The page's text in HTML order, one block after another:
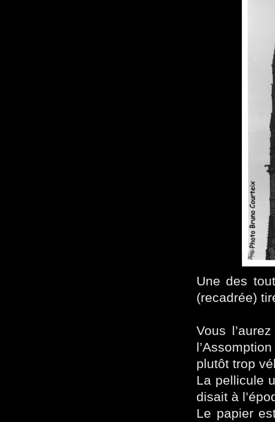
Une des
(recadrée)
Vous
plutôt trop
La pellicule
disait à
Le papier